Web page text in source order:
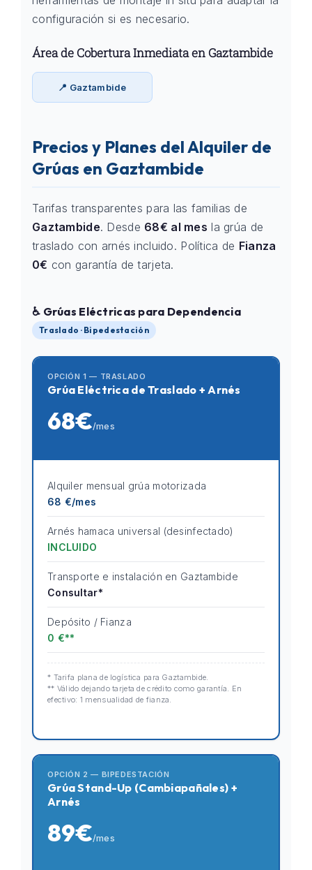
configuración si es necesario.
Área de Cobertura Inmediata en Gaztambide
📍 Gaztambide
Precios y Planes del Alquiler de
Grúas en Gaztambide
Tarifas transparentes para las familias de
Gaztambide. Desde 68€ al mes la grúa de
traslado con arnés incluido. Política de Fianza
0€ con garantía de tarjeta.
♿ Grúas Eléctricas para Dependencia
Traslado · Bipedestación
OPCIÓN 1 — TRASLADO
Grúa Eléctrica de Traslado + Arnés
68€/mes
Alquiler mensual grúa motorizada
68 €/mes
Arnés hamaca universal (desinfectado)
INCLUIDO
Transporte e instalación en Gaztambide
Consultar*
Depósito / Fianza
0 €**
* Tarifa plana de logística para Gaztambide.
** Válido dejando tarjeta de crédito como garantía. En
efectivo: 1 mensualidad de fianza.
OPCIÓN 2 — BIPEDESTACIÓN
Grúa Stand-Up (Cambiapañales) +
Arnés
89€/mes